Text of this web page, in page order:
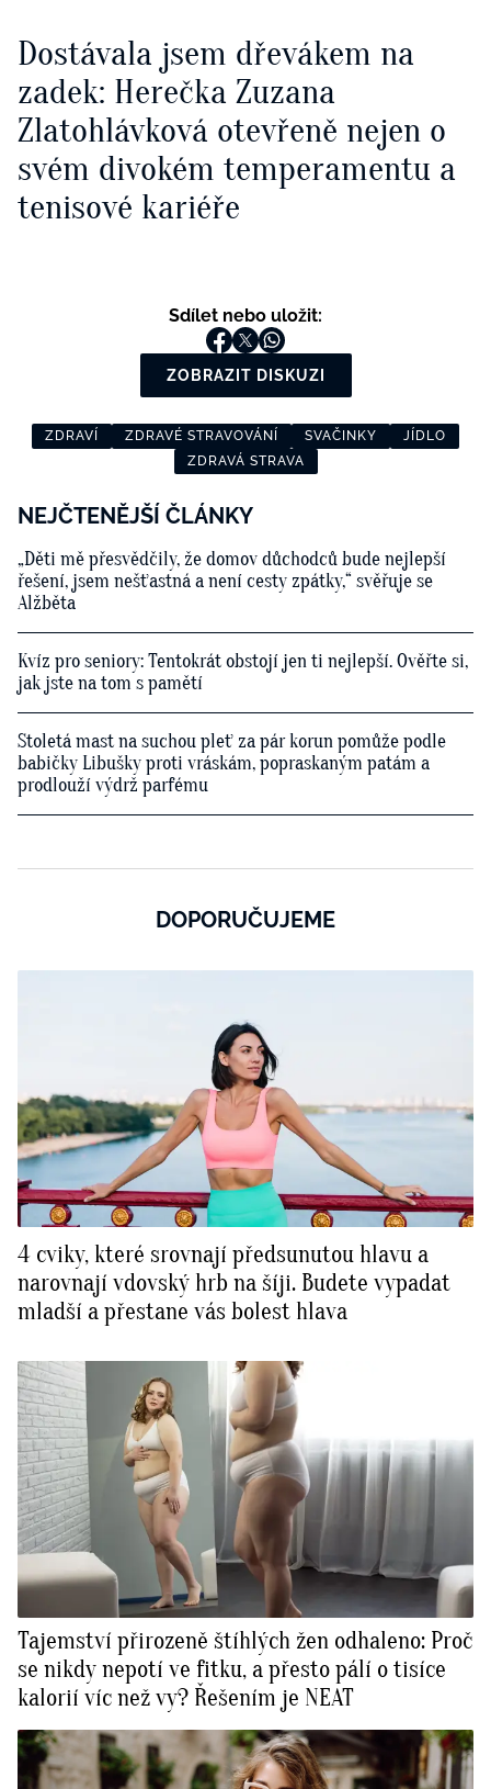
Dostávala jsem dřevákem na
zadek: Herečka Zuzana
Zlatohlávková otevřeně nejen o
svém divokém temperamentu a
tenisové kariéře
Sdílet nebo uložit:
ZOBRAZIT DISKUZI
ZDRAVÍ ZDRAVÉ STRAVOVÁNÍ SVAČINKY
JÍDLO
ZDRAVÁ STRAVA
NEJČTENĚJŠÍ ČLÁNKY
„Děti mě přesvědčily, že domov důchodců bude nejlepší
řešení, jsem nešťastná a není cesty zpátky,“ svěřuje se
Alžběta
Kvíz pro seniory: Tentokrát obstojí jen ti nejlepší. Ověřte si,
jak jste na tom s pamětí
Stoletá mast na suchou pleť za pár korun pomůže podle
babičky Libušky proti vráskám, popraskaným patám a
prodlouží výdrž parfému
DOPORUČUJEME
4 cviky, které srovnají předsunutou hlavu a
narovnají vdovský hrb na šíji. Budete vypadat
mladší a přestane vás bolest hlava
Tajemství přirozeně štíhlých žen odhaleno: Proč
se nikdy nepotí ve fitku, a přesto pálí o tisíce
kalorií víc než vy? Řešením je NEAT